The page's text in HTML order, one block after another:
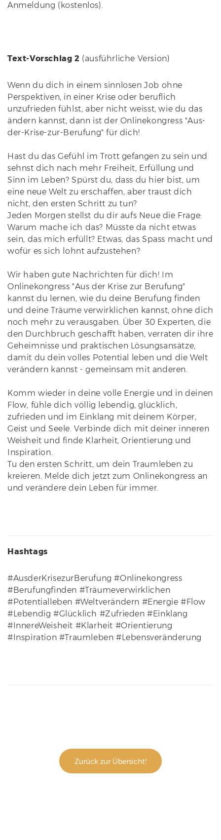
Anmeldung (kostenlos).
Text-Vorschlag 2 (ausführliche Version)
Wenn du dich in einem sinnlosen Job ohne
Perspektiven, in einer Krise oder beruflich
unzufrieden fühlst, aber nicht weisst, wie du das
ändern kannst, dann ist der Onlinekongress "Aus-
der-Krise-zur-Berufung" für dich!
Hast du das Gefühl im Trott gefangen zu sein und
sehnst dich nach mehr Freiheit, Erfüllung und
Sinn im Leben? Spürst du, dass du hier bist, um
eine neue Welt zu erschaffen, aber traust dich
nicht, den ersten Schritt zu tun?
Jeden Morgen stellst du dir aufs Neue die Frage:
Warum mache ich das? Müsste da nicht etwas
sein, das mich erfüllt? Etwas, das Spass macht und
wofür es sich lohnt aufzustehen?
Wir haben gute Nachrichten für dich! Im
Onlinekongress "Aus der Krise zur Berufung"
kannst du lernen, wie du deine Berufung finden
und deine Träume verwirklichen kannst, ohne dich
noch mehr zu verausgaben. Über 30 Experten, die
den Durchbruch geschafft haben, verraten dir ihre
Geheimnisse und praktischen Lösungsansätze,
damit du dein volles Potential leben und die Welt
verändern kannst - gemeinsam mit anderen.
Komm wieder in deine volle Energie und in deinen
Flow, fühle dich völlig lebendig, glücklich,
zufrieden und im Einklang mit deinem Körper,
Geist und Seele. Verbinde dich mit deiner inneren
Weisheit und finde Klarheit, Orientierung und
Inspiration.
Tu den ersten Schritt, um dein Traumleben zu
kreieren. Melde dich jetzt zum Onlinekongress an
und verändere dein Leben für immer.
Hashtags
#AusderKrisezurBerufung #Onlinekongress
#Berufungfinden #Träumeverwirklichen
#Potentialleben #Weltverändern #Energie #Flow
#Lebendig #Glücklich #Zufrieden #Einklang
#InnereWeisheit #Klarheit #Orientierung
#Inspiration #Traumleben #Lebensveränderung
Zurück zur Übersicht!